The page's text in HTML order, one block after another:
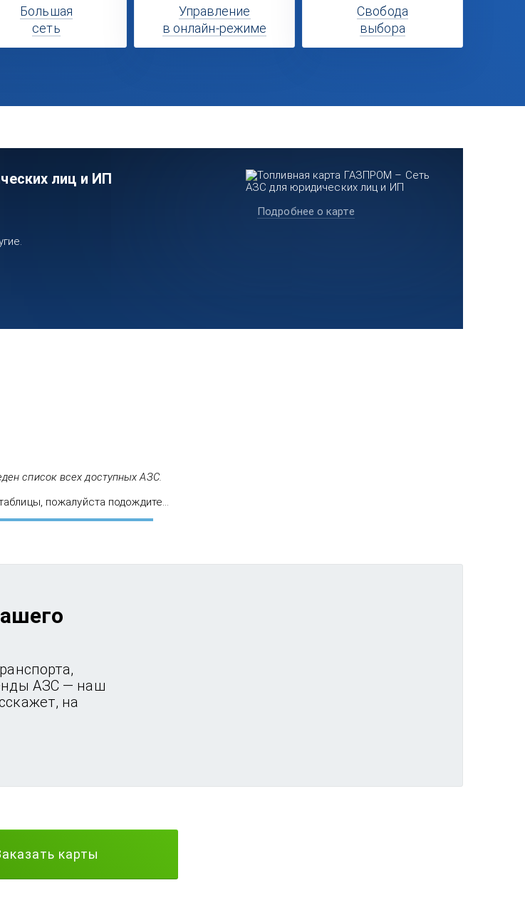
Большая
сеть
Управление
в онлайн-режиме
Свобода
выбора
лиц и ИП
Подробнее о карте
список всех доступных АЗС.
пожалуйста подождите...
АЗС — наш
на
карты